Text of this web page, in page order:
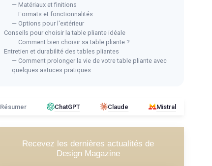
Table Pliante Extérieure 180CM
Grande taille de 180CM pour plus
＋
Idéale pour le jardin, campingetpique-
nique
＋
rectangulaire
★★★★★
★★★★★ 11 avis
— Matériaux et finitions
— Formats et fonctionnalités
— Options pour l'extérieur
Conseils pour choisir la table pliante idéale
— Comment bien choisir sa table pliante ?
Entretien et durabilité des tables pliantes
— Comment prolonger la vie de votre table pliante avec
quelques astuces pratiques
Résumer ChatGPT Claude Mistral
Recevez les dernières actualités de
Design Magazine